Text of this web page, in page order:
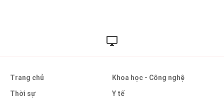
Trang chủ
Thời sự
Khoa học - Công nghệ
Y tế